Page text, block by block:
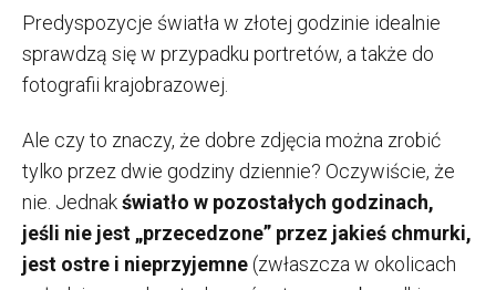
Predyspozycje światła w złotej godzinie idealnie
sprawdzą się w przypadku portretów, a także do
fotografii krajobrazowej.
Ale czy to znaczy, że dobre zdjęcia można zrobić
tylko przez dwie godziny dziennie? Oczywiście, że
nie. Jednakświatło w pozostałych godzinach,
jeśli nie jest „przecedzone” przez jakieś chmurki,
jest ostre i nieprzyjemne (zwłaszcza w okolicach